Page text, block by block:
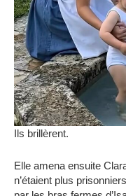
Ils brillèrent.
Elle amena ensuite
n’étaient plus